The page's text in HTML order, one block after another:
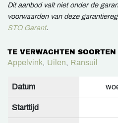
Dit aanbod valt niet onder de
voorwaarden van deze
STO Garant.
TE VERWACHTEN SOORTEN
Appelvink, Uilen, Ransuil
Datum
Starttijd